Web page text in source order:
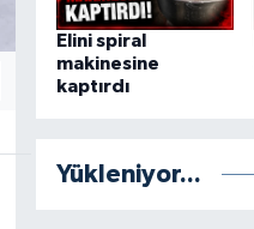
Elini spiral
makinesine
kaptırdı
Yükleniyor...